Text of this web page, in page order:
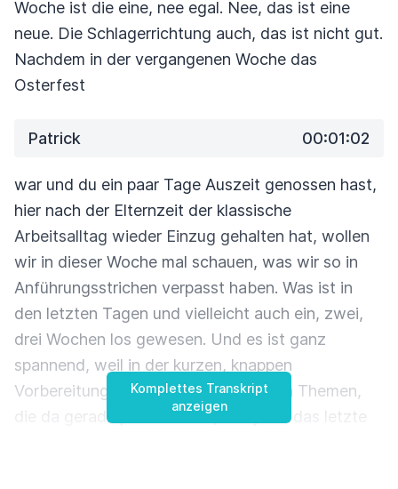
Komplettes Transkript
anzeigen
Woche ist die eine, nee egal. Nee, das ist eine
neue. Die Schlagerrichtung auch, das ist nicht gut.
Nachdem in der vergangenen Woche das
Osterfest
Patrick 00:01:02
war und du ein paar Tage Auszeit genossen hast,
hier nach der Elternzeit der klassische
Arbeitsalltag wieder Einzug gehalten hat, wollen
wir in dieser Woche mal schauen, was wir so in
Anführungsstrichen verpasst haben. Was ist in
den letzten Tagen und vielleicht auch ein, zwei,
drei Wochen los gewesen. Und es ist ganz
spannend, weil in der kurzen, knappen
Vorbereitung rund um die technischen Themen,
die da gerade passiert sind, war ja so
das letzte